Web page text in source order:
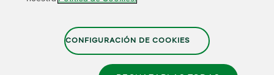
CONFIGURACIÓN DE COOKIES